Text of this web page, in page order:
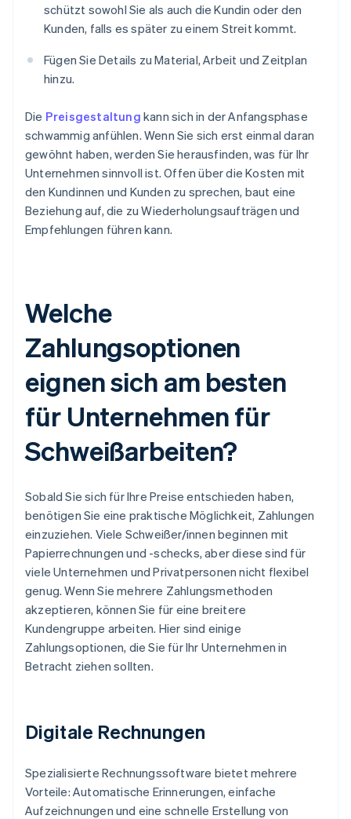
schützt sowohl Sie als auch die Kundin oder den
Kunden, falls es später zu einem Streit kommt.
Fügen Sie Details zu Material, Arbeit und Zeitplan
hinzu.
Die Preisgestaltung kann sich in der Anfangsphase
schwammig anfühlen. Wenn Sie sich erst einmal daran
gewöhnt haben, werden Sie herausfinden, was für Ihr
Unternehmen sinnvoll ist. Offen über die Kosten mit
den Kundinnen und Kunden zu sprechen, baut eine
Beziehung auf, die zu Wiederholungsaufträgen und
Empfehlungen führen kann.
Welche
Zahlungsoptionen
eignen sich am besten
für Unternehmen für
Schweißarbeiten?
Sobald Sie sich für Ihre Preise entschieden haben,
benötigen Sie eine praktische Möglichkeit, Zahlungen
einzuziehen. Viele Schweißer/innen beginnen mit
Papierrechnungen und -schecks, aber diese sind für
viele Unternehmen und Privatpersonen nicht flexibel
genug. Wenn Sie mehrere Zahlungsmethoden
akzeptieren, können Sie für eine breitere
Kundengruppe arbeiten. Hier sind einige
Zahlungsoptionen, die Sie für Ihr Unternehmen in
Betracht ziehen sollten.
Digitale Rechnungen
Spezialisierte Rechnungssoftware bietet mehrere
Vorteile: Automatische Erinnerungen, einfache
Aufzeichnungen und eine schnelle Erstellung von